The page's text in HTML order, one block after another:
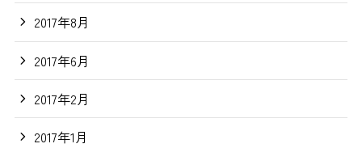
2017年8月
2017年6月
2017年2月
2017年1月